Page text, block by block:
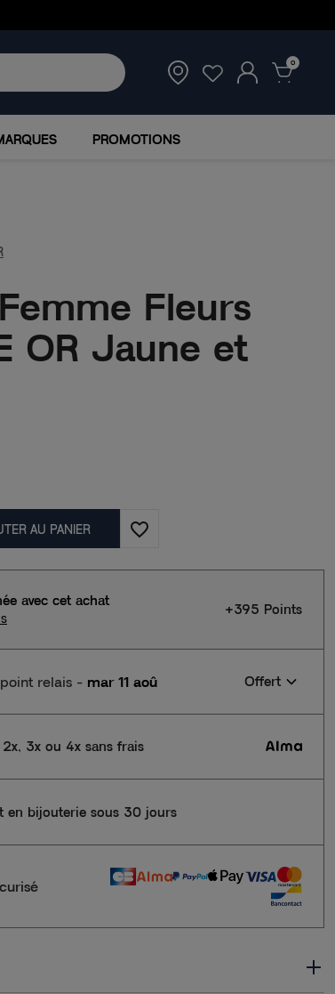
0
PROMOTIONS
Fleurs
OR Jaune et
AU PANIER favorite_border
avec cet achat
+395 Points
relais- mar 11 aoû Offert
3x ou 4x sans frais
en bijouterie sous 30 jours